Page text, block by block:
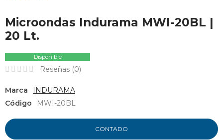
Microondas Indurama MWI-20BL |
20 Lt.
Disponible
Reseñas (0)
Marca
INDURAMA
Código
MWI-20BL
CONTADO